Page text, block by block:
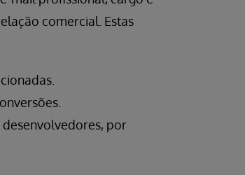
comercial. Estas
desenvolvedores, por